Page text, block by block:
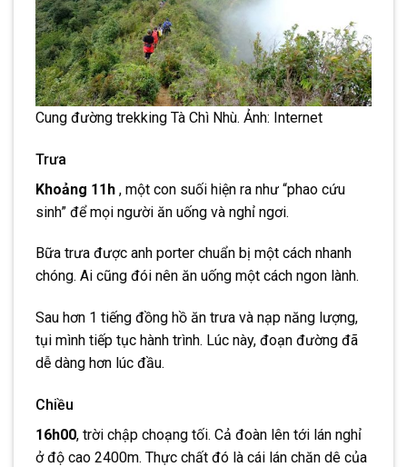
Cung đường trekking Tà Chì Nhù. Ảnh: Internet
Trưa
Khoảng 11h , một con suối hiện ra như “phao cứu
sinh” để mọi người ăn uống và nghỉ ngơi.
Bữa trưa được anh porter chuẩn bị một cách nhanh
chóng. Ai cũng đói nên ăn uống một cách ngon lành.
Sau hơn 1 tiếng đồng hồ ăn trưa và nạp năng lượng,
tụi mình tiếp tục hành trình. Lúc này, đoạn đường đã
dễ dàng hơn lúc đầu.
Chiều
16h00, trời chập choạng tối. Cả đoàn lên tới lán nghỉ
ở độ cao 2400m. Thực chất đó là cái lán chăn dê của